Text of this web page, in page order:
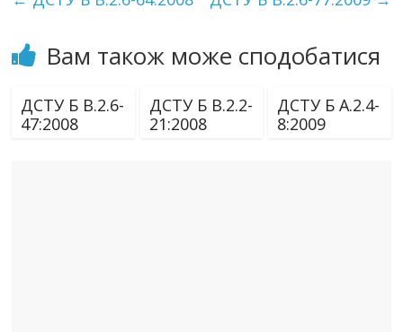
Вам також може сподобатися
ДСТУ Б В.2.6-
47:2008
ДСТУ Б В.2.2-
21:2008
ДСТУ Б А.2.4-
8:2009